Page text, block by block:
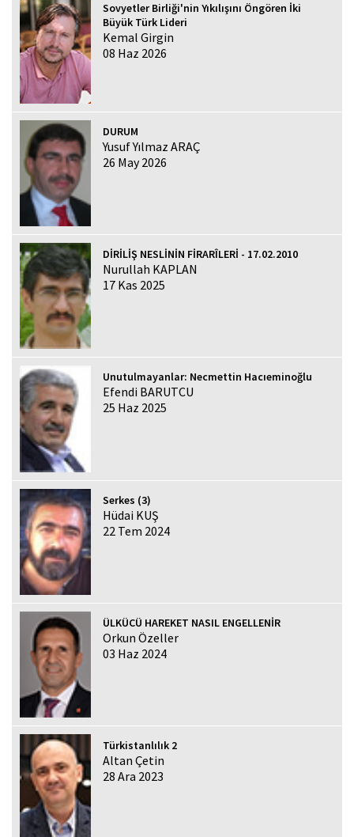
Sovyetler Birliği'nin Yıkılışını Öngören İki
Büyük Türk Lideri
Kemal Girgin
08 Haz 2026
DURUM
Yusuf Yılmaz ARAÇ
26 May 2026
DİRİLİŞ NESLİNİN FİRARÎLERİ - 17.02.2010
Nurullah KAPLAN
17 Kas 2025
Unutulmayanlar: Necmettin Hacıeminoğlu
Efendi BARUTCU
25 Haz 2025
Serkes (3)
Hüdai KUŞ
22 Tem 2024
ÜLKÜCÜ HAREKET NASIL ENGELLENİR
Orkun Özeller
03 Haz 2024
Türkistanlılık 2
Altan Çetin
28 Ara 2023